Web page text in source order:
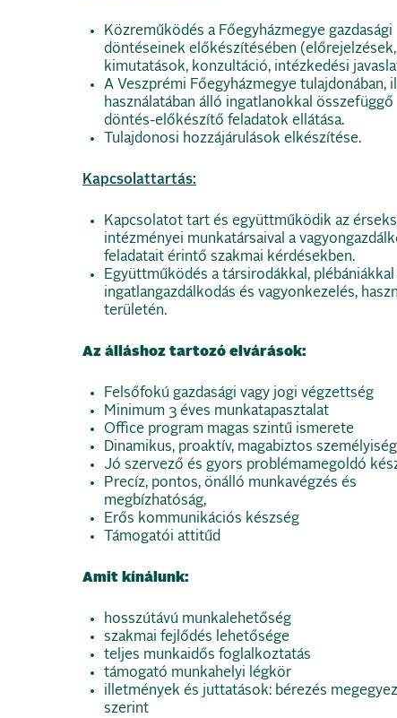
Közreműködés a Főegyházmegye gazdasági
döntéseinek előkészítésében (előrejelzések,
kimutatások, konzultáció, intézkedési
A Veszprémi Főegyházmegye tulajdonában,
használatában álló ingatlanokkal összefüggő
döntés-előkészítő feladatok ellátása.
Tulajdonosi hozzájárulások elkészítése.
Kapcsolattartás:
Kapcsolatot tart és együttműködik az
intézményei munkatársaival a
feladatait érintő szakmai kérdésekben.
Együttműködés a társirodákkal, plébániákkal
ingatlangazdálkodás és vagyonkezelés,
területén.
Az álláshoz tartozó elvárások:
Felsőfokú gazdasági vagy jogi végzettség
Minimum 3 éves munkatapasztalat
Office program magas szintű ismerete
Dinamikus, proaktív, magabiztos személyiség
Jó szervező és gyors problémamegoldó
Precíz, pontos, önálló munkavégzés és
megbízhatóság,
Erős kommunikációs készség
Támogatói attitűd
Amit kínálunk:
hosszútávú munkalehetőség
szakmai fejlődés lehetősége
teljes munkaidős foglalkoztatás
támogató munkahelyi légkör
illetmények és juttatások: bérezés
szerint